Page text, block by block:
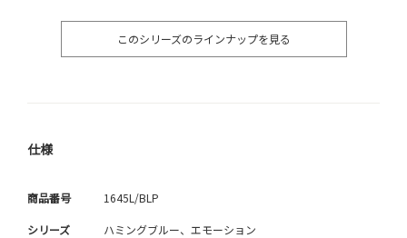
このシリーズのラインナップを見る
仕様
商品番号 1645L/BLP
シリーズ ハミングブルー、エモーション